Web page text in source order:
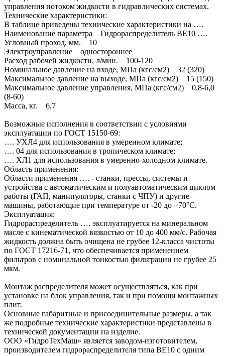
управления потоком жидкости в гидравлических системах.
Технические характеристики:
В таблице приведены технические характеристики на ….
Наименование параметра Гидрораспределитель ВЕ10 ….
Условный проход, мм. 10
Электроуправление одностороннее
Расход рабочей жидкости, л/мин. 100-120
Номинальное давление на входе, МПа (кгс/см2) 32 (320)
Максимальное давление на выходе, МПа (кгс/см2) 15 (150)
Максимальное давление управления, МПа (кгс/см2) 0,8-6,0
(8-60)
Масса, кг. 6,7
Возможные исполнения в соответствии с условиями
эксплуатации по ГОСТ 15150-69:
…. УХЛ4 для использования в умеренном климате;
…. 04 для использования в тропическом климате;
…. ХЛ1 для использования в умеренно-холодном климате.
Область применения:
Области применения …. - станки, прессы, системы и
устройства с автоматическим и полуавтоматическим циклом
работы (ГАП, манипуляторы, станки с ЧПУ) и другие
машины, работающие при температуре от -20 до +70°C.
Эксплуатация:
Гидрораспределитель …. эксплуатируется на минеральном
масле с кинематической вязкостью от 10 до 400 мм/с. Рабочая
жидкость должна быть очищена не грубее 12-класса чистоты
по ГОСТ 17216-71, что обеспечивается применением
фильтров с номинальной тонкостью фильтрации не грубее 25
мкм.
Монтаж распределителя может осуществляться, как при
установке на блок управления, так и при помощи монтажных
плит.
Основные габаритные и присоединительные размеры, а так
же подробные технические характеристики представлены в
технической документации на изделие.
ООО «ГидроТехМаш» является заводом-изготовителем,
производителем гидрораспределителя типа ВЕ10 с одним